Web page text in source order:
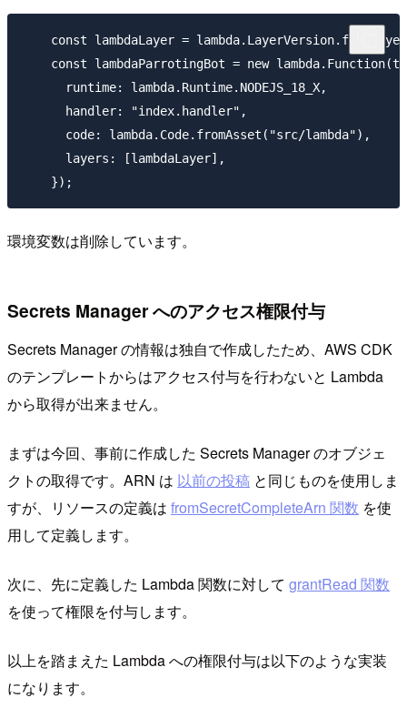
const lambdaLayer =
const lambdaParrotingBot = new
      runtime: lambda.Runtime.NODEJS_18_X,
      handler: "index.handler",
      code: lambda.Code.fromAsset("src/lambda"),
      layers: [lambdaLayer],
環境変数は削除しています。
Secrets Manager へのアクセス権限付与
Secrets Manager の情報は独自で作成したため、AWS CDK
のテンプレートからはアクセス付与を行わないと Lambda
から取得が出来ません。
まずは今回、事前に作成した Secrets Manager のオブジェ
クトの取得です。ARN は 以前の投稿 と同じものを使用しま
すが、リソースの定義は fromSecretCompleteArn 関数 を使
用して定義します。
次に、先に定義した Lambda 関数に対して grantRead 関数
を使って権限を付与します。
以上を踏まえた Lambda への権限付与は以下のような実装
になります。